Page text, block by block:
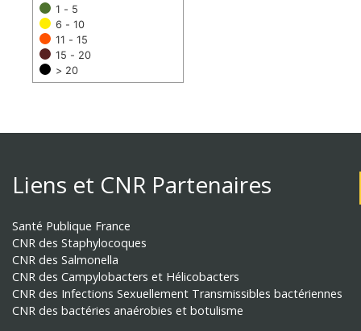
1 - 5
6 - 10
11 - 15
15 - 20
> 20
Liens et CNR Partenaires
Santé Publique France
CNR des Staphylocoques
CNR des Salmonella
CNR des Campylobacters et Hélicobacters
CNR des Infections Sexuellement Transmissibles bactériennes
CNR des bactéries anaérobies et botulisme